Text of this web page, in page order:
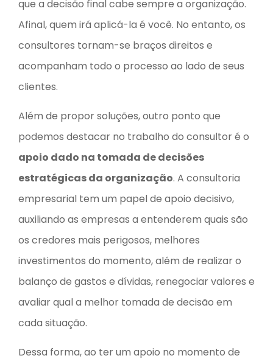
que a decisão final cabe sempre a organização.
Afinal, quem irá aplicá-la é você. No entanto, os
consultores tornam-se braços direitos e
acompanham todo o processo ao lado de seus
clientes.
Além de propor soluções, outro ponto que
podemos destacar no trabalho do consultor é o
apoio dado na tomada de decisões
estratégicas da organização. A consultoria
empresarial tem um papel de apoio decisivo,
auxiliando as empresas a entenderem quais são
os credores mais perigosos, melhores
investimentos do momento, além de realizar o
balanço de gastos e dívidas, renegociar valores e
avaliar qual a melhor tomada de decisão em
cada situação.
Dessa forma, ao ter um apoio no momento de